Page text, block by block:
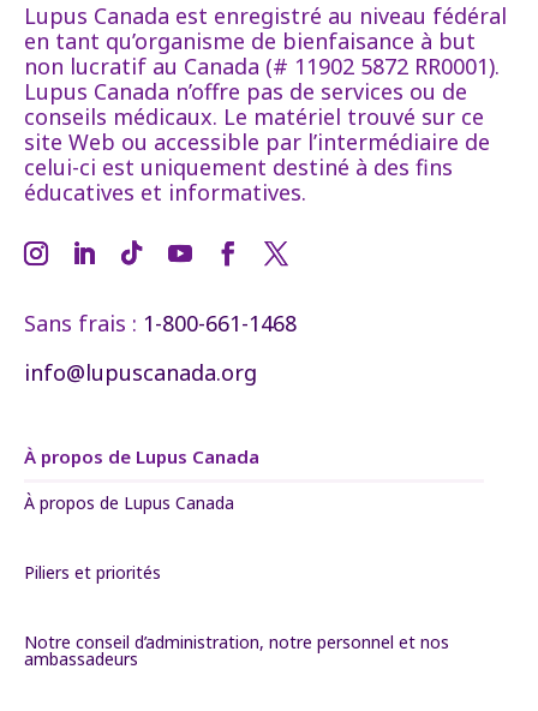
Lupus Canada est enregistré au niveau fédéral
en tant qu’organisme de bienfaisance à but
non lucratif au Canada (# 11902 5872 RR0001).
Lupus Canada n’offre pas de services ou de
conseils médicaux. Le matériel trouvé sur ce
site Web ou accessible par l’intermédiaire de
celui-ci est uniquement destiné à des fins
éducatives et informatives.
Sans frais : 1-800-661-1468
info@lupuscanada.org
À propos de Lupus Canada
À propos de Lupus Canada
Piliers et priorités
Notre conseil d’administration, notre personnel et nos
ambassadeurs